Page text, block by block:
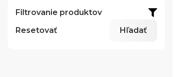
Filtrovanie produktov
Resetovať
Hľadať